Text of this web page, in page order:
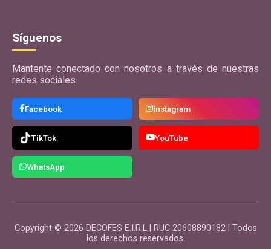
Síguenos
Mantente conectado con nosotros a través de nuestras
redes sociales.
Facebook Instagram
TikTok YouTube
WhatsApp
Copyright © 2026 DECOFES E.I.R.L | RUC 20608890182 | Todos
los derechos reservados.